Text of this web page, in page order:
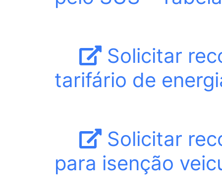
Solicitar
tarifário de
Solicitar
para isenção